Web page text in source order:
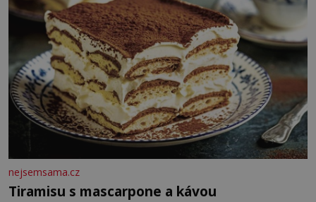
nejsemsama.cz
Tiramisu s mascarpone a kávou